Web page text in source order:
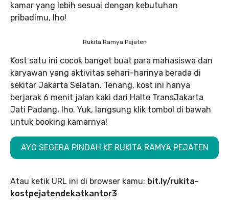
kamar yang lebih sesuai dengan kebutuhan
pribadimu, lho!
Rukita Ramya Pejaten
Kost satu ini cocok banget buat para mahasiswa dan
karyawan yang aktivitas sehari-harinya berada di
sekitar Jakarta Selatan. Tenang, kost ini hanya
berjarak 6 menit jalan kaki dari Halte TransJakarta
Jati Padang, lho. Yuk, langsung klik tombol di bawah
untuk booking kamarnya!
AYO SEGERA PINDAH KE RUKITA RAMYA PEJATEN
Atau ketik URL ini di browser kamu: bit.ly/rukita-
kostpejatendekatkantor3